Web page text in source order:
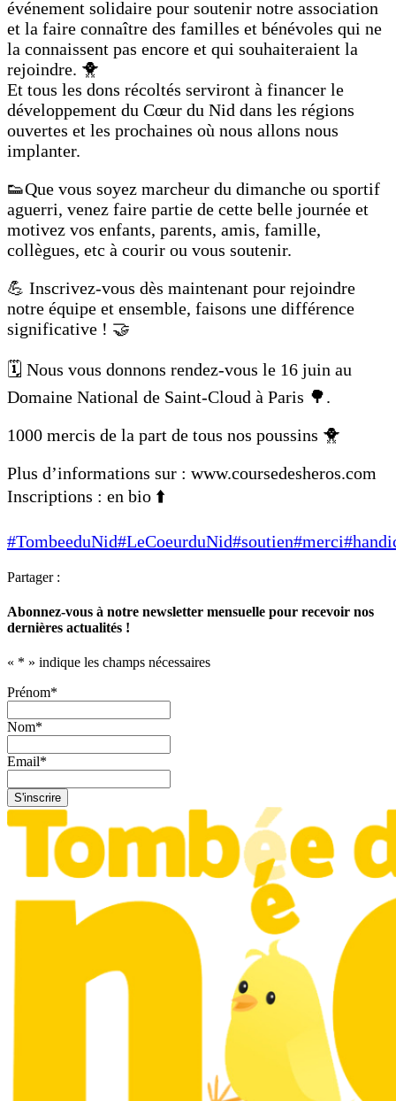
événement solidaire pour soutenir notre association
et la faire connaître des familles et bénévoles qui ne
la connaissent pas encore et qui souhaiteraient la
rejoindre. 🐥
Et tous les dons récoltés serviront à financer le
développement du Cœur du Nid dans les régions
ouvertes et les prochaines où nous allons nous
implanter.
👟Que vous soyez marcheur du dimanche ou sportif
aguerri, venez faire partie de cette belle journée et
motivez vos enfants, parents, amis, famille,
collègues, etc à courir ou vous soutenir.
💪 Inscrivez-vous dès maintenant pour rejoindre
notre équipe et ensemble, faisons une différence
significative ! 🤝
🗓️ Nous vous donnons rendez-vous le 16 juin au
Domaine National de Saint-Cloud à Paris 🌳.
1000 mercis de la part de tous nos poussins 🐥
Plus d’informations sur : www.coursedesheros.com
Inscriptions : en bio ⬆️
#TombeeduNid#LeCoeurduNid#soutien#merci
Partager :
Abonnez-vous à notre newsletter mensuelle pour recevoir nos
dernières actualités !
« * » indique les champs nécessaires
Prénom*
Nom*
Email*